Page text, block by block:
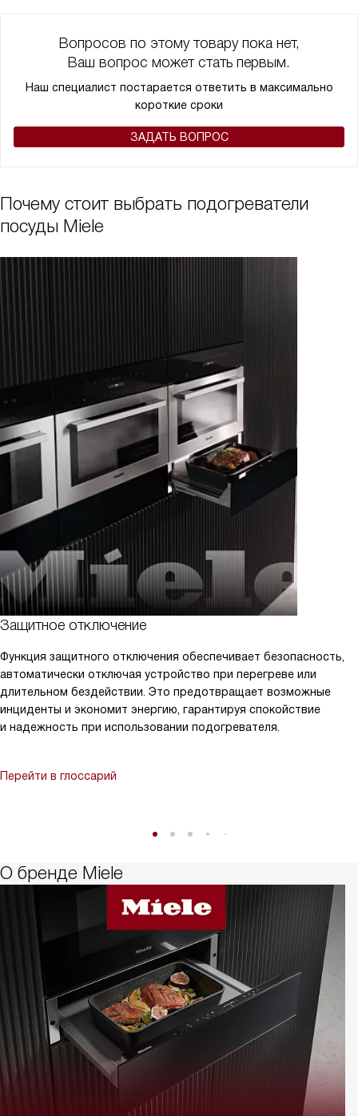
Вопросов по этому товару пока нет,
Ваш вопрос может стать первым.
Наш специалист постарается ответить в максимально
короткие сроки
ЗАДАТЬ ВОПРОС
Почему стоит выбрать подогреватели
посуды Miele
Защитное отключение
Функция защитного отключения обеспечивает безопасность,
автоматически отключая устройство при перегреве или
длительном бездействии. Это предотвращает возможные
инциденты и экономит энергию, гарантируя спокойствие
и надежность при использовании подогревателя.
Перейти в глоссарий
О бренде Miele